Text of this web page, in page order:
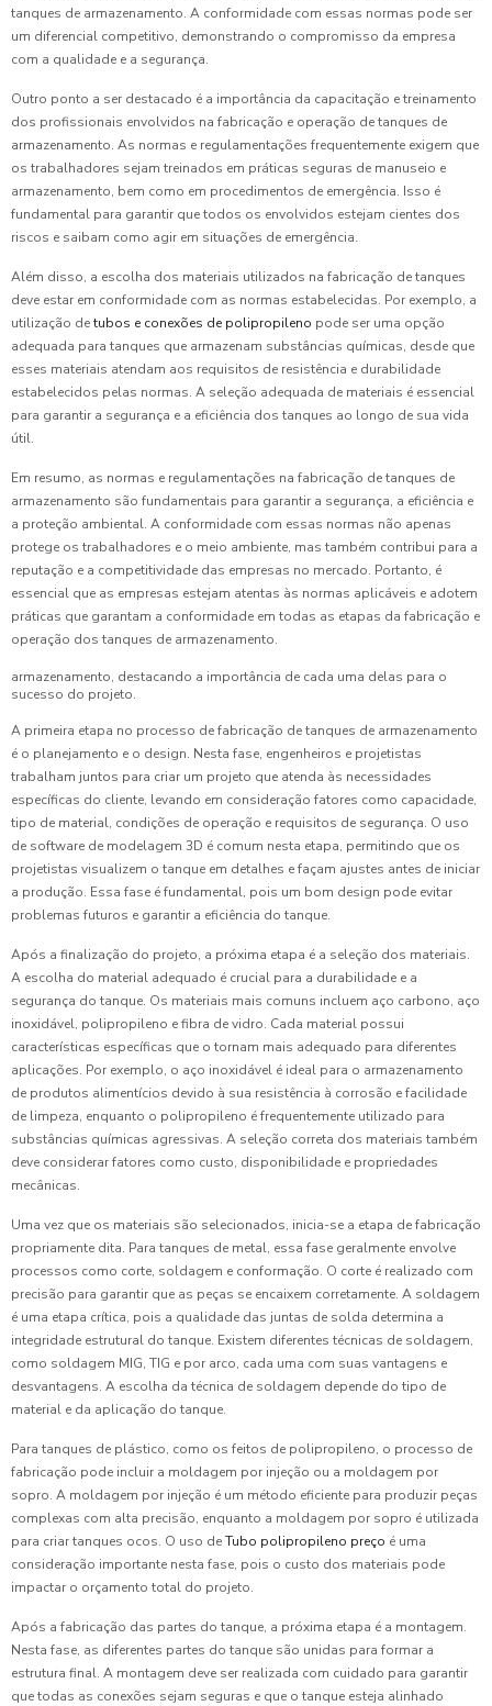
tanques de armazenamento. A conformidade com essas normas pode ser
um diferencial competitivo, demonstrando o compromisso da empresa
com a qualidade e a segurança.
Outro ponto a ser destacado é a importância da capacitação e treinamento
dos profissionais envolvidos na fabricação e operação de tanques de
armazenamento. As normas e regulamentações frequentemente exigem que
os trabalhadores sejam treinados em práticas seguras de manuseio e
armazenamento, bem como em procedimentos de emergência. Isso é
fundamental para garantir que todos os envolvidos estejam cientes dos
riscos e saibam como agir em situações de emergência.
Além disso, a escolha dos materiais utilizados na fabricação de tanques
deve estar em conformidade com as normas estabelecidas. Por exemplo, a
utilização detubos e conexões de polipropileno pode ser uma opção
adequada para tanques que armazenam substâncias químicas, desde que
esses materiais atendam aos requisitos de resistência e durabilidade
estabelecidos pelas normas. A seleção adequada de materiais é essencial
para garantir a segurança e a eficiência dos tanques ao longo de sua vida
útil.
Em resumo, as normas e regulamentações na fabricação de tanques de
armazenamento são fundamentais para garantir a segurança, a eficiência e
a proteção ambiental. A conformidade com essas normas não apenas
protege os trabalhadores e o meio ambiente, mas também contribui para a
reputação e a competitividade das empresas no mercado. Portanto, é
essencial que as empresas estejam atentas às normas aplicáveis e adotem
práticas que garantam a conformidade em todas as etapas da fabricação e
operação dos tanques de armazenamento.
armazenamento, destacando a importância de cada uma delas para o
sucesso do projeto.
A primeira etapa no processo de fabricação de tanques de armazenamento
é o planejamento e o design. Nesta fase, engenheiros e projetistas
trabalham juntos para criar um projeto que atenda às necessidades
específicas do cliente, levando em consideração fatores como capacidade,
tipo de material, condições de operação e requisitos de segurança. O uso
de software de modelagem 3D é comum nesta etapa, permitindo que os
projetistas visualizem o tanque em detalhes e façam ajustes antes de iniciar
a produção. Essa fase é fundamental, pois um bom design pode evitar
problemas futuros e garantir a eficiência do tanque.
Após a finalização do projeto, a próxima etapa é a seleção dos materiais.
A escolha do material adequado é crucial para a durabilidade e a
segurança do tanque. Os materiais mais comuns incluem aço carbono, aço
inoxidável, polipropileno e fibra de vidro. Cada material possui
características específicas que o tornam mais adequado para diferentes
aplicações. Por exemplo, o aço inoxidável é ideal para o armazenamento
de produtos alimentícios devido à sua resistência à corrosão e facilidade
de limpeza, enquanto o polipropileno é frequentemente utilizado para
substâncias químicas agressivas. A seleção correta dos materiais também
deve considerar fatores como custo, disponibilidade e propriedades
mecânicas.
Uma vez que os materiais são selecionados, inicia-se a etapa de fabricação
propriamente dita. Para tanques de metal, essa fase geralmente envolve
processos como corte, soldagem e conformação. O corte é realizado com
precisão para garantir que as peças se encaixem corretamente. A soldagem
é uma etapa crítica, pois a qualidade das juntas de solda determina a
integridade estrutural do tanque. Existem diferentes técnicas de soldagem,
como soldagem MIG, TIG e por arco, cada uma com suas vantagens e
desvantagens. A escolha da técnica de soldagem depende do tipo de
material e da aplicação do tanque.
Para tanques de plástico, como os feitos de polipropileno, o processo de
fabricação pode incluir a moldagem por injeção ou a moldagem por
sopro. A moldagem por injeção é um método eficiente para produzir peças
complexas com alta precisão, enquanto a moldagem por sopro é utilizada
para criar tanques ocos. O uso deTubo polipropileno preço é uma
consideração importante nesta fase, pois o custo dos materiais pode
impactar o orçamento total do projeto.
Após a fabricação das partes do tanque, a próxima etapa é a montagem.
Nesta fase, as diferentes partes do tanque são unidas para formar a
estrutura final. A montagem deve ser realizada com cuidado para garantir
que todas as conexões sejam seguras e que o tanque esteja alinhado